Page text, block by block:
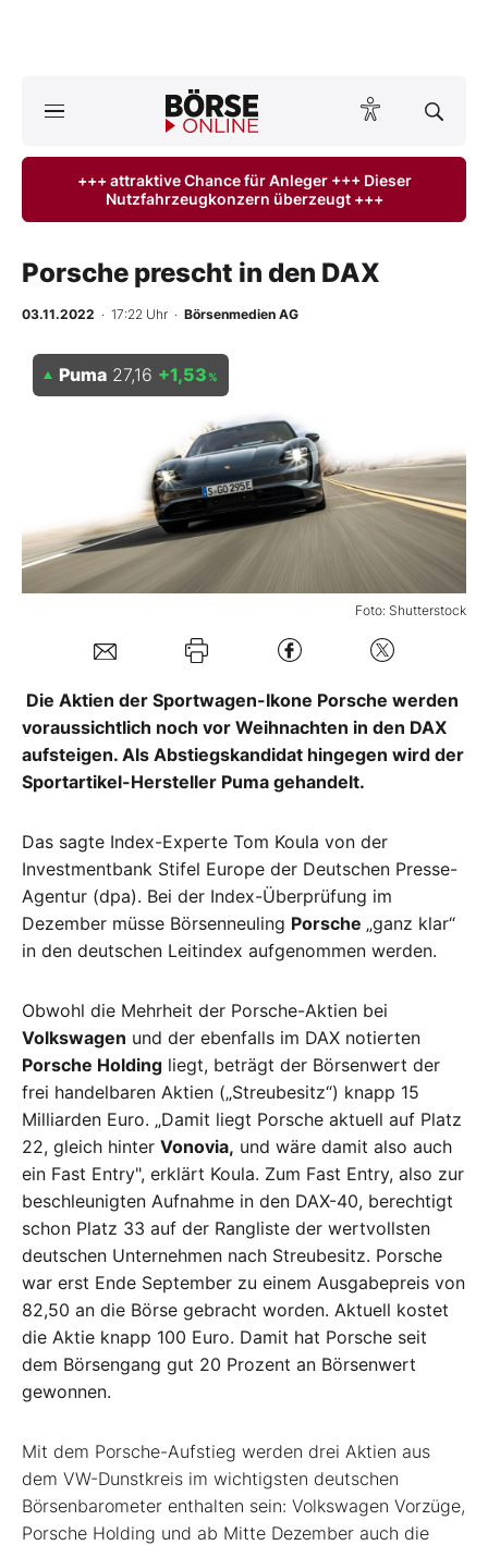
ktuelle Ausgabe BÖRSE ONLINE lesen
Finanz-Check
Abo & Shop
Mein B:O
Kontakt
+++ attraktive Chance für Anleger +++ Dieser
Nutzfahrzeugkonzern überzeugt +++
Porsche prescht in den DAX
03.11.2022 · 17:22 Uhr · Börsenmedien AG
Foto: Shutterstock
Puma 27,16 +1,53 %
Die Aktien der Sportwagen-Ikone Porsche werden
voraussichtlich noch vor Weihnachten in den DAX
aufsteigen. Als Abstiegskandidat hingegen wird der
Sportartikel-Hersteller Puma gehandelt.
Das sagte Index-Experte Tom Koula von der
Investmentbank Stifel Europe der Deutschen Presse-
Agentur (dpa). Bei der Index-Überprüfung im
Dezember müsse Börsenneuling Porsche „ganz klar“
in den deutschen Leitindex aufgenommen werden.
Obwohl die Mehrheit der Porsche-Aktien bei
Volkswagen und der ebenfalls im DAX notierten
Porsche Holding liegt, beträgt der Börsenwert der
frei handelbaren Aktien („Streubesitz“) knapp 15
Milliarden Euro. „Damit liegt Porsche aktuell auf Platz
22, gleich hinter Vonovia, und wäre damit also auch
ein Fast Entry", erklärt Koula. Zum Fast Entry, also zur
beschleunigten Aufnahme in den DAX-40, berechtigt
schon Platz 33 auf der Rangliste der wertvollsten
deutschen Unternehmen nach Streubesitz. Porsche
war erst Ende September zu einem Ausgabepreis von
82,50 an die Börse gebracht worden. Aktuell kostet
die Aktie knapp 100 Euro. Damit hat Porsche seit
dem Börsengang gut 20 Prozent an Börsenwert
gewonnen.
Mit dem Porsche-Aufstieg werden drei Aktien aus
dem VW-Dunstkreis im wichtigsten deutschen
Börsenbarometer enthalten sein: Volkswagen Vorzüge,
Porsche Holding und ab Mitte Dezember auch die